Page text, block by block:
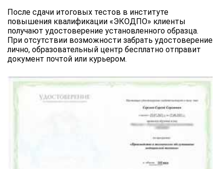
После сдачи итоговых тестов в институте
повышения квалификации «ЭКОДПО» клиенты
получают удостоверение установленного образца.
При отсутствии возможности забрать удостоверение
лично, образовательный центр бесплатно отправит
документ почтой или курьером.